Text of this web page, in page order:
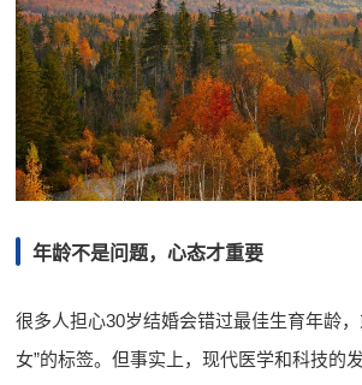
年龄不是问题，心态才重要
很多人担心30岁结婚会错过最佳生育年龄，
女”的标签。但事实上，现代医学和科技的